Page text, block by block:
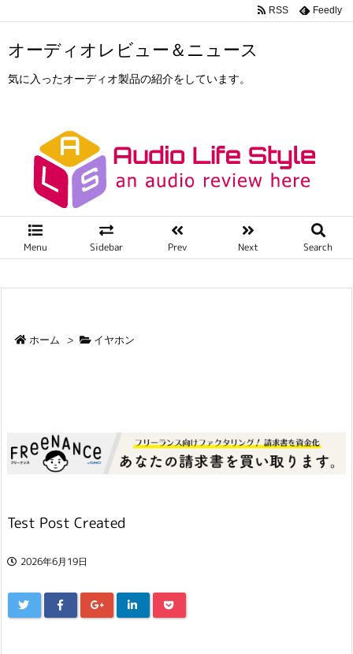
オーディオレビュー＆ニュース
気に入ったオーディオ製品の紹介をしています。
Menu Sidebar Prev Next Search
RSS Feedly
ホーム > イヤホン
Test Post Created
2026年6月19日